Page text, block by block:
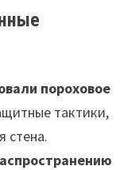
пороховое
тактики,
стена.